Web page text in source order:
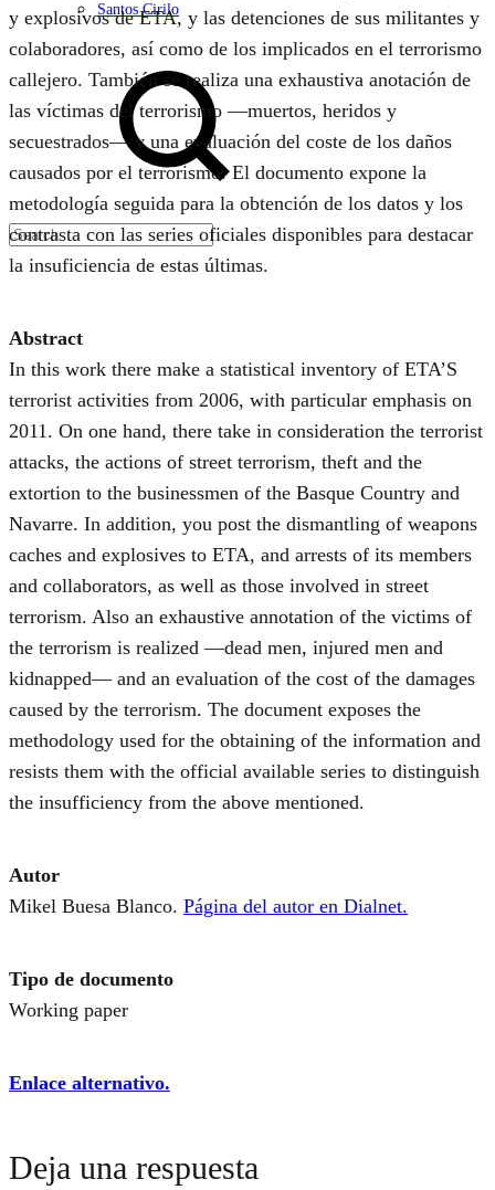
Santos Cirilo
Search
y explosivos de ETA, y las detenciones de sus militantes y
colaboradores, así como de los implicados en el terrorismo
callejero. También se realiza una exhaustiva anotación de
las víctimas del terrorismo —muertos, heridos y
secuestrados— y una evaluación del coste de los daños
causados por el terrorismo. El documento expone la
metodología seguida para la obtención de los datos y los
contrasta con las series oficiales disponibles para destacar
la insuficiencia de estas últimas.
Abstract
In this work there make a statistical inventory of ETA’S
terrorist activities from 2006, with particular emphasis on
2011. On one hand, there take in consideration the terrorist
attacks, the actions of street terrorism, theft and the
extortion to the businessmen of the Basque Country and
Navarre. In addition, you post the dismantling of weapons
caches and explosives to ETA, and arrests of its members
and collaborators, as well as those involved in street
terrorism. Also an exhaustive annotation of the victims of
the terrorism is realized —dead men, injured men and
kidnapped— and an evaluation of the cost of the damages
caused by the terrorism. The document exposes the
methodology used for the obtaining of the information and
resists them with the official available series to distinguish
the insufficiency from the above mentioned.
Autor
Mikel Buesa Blanco. Página del autor en Dialnet.
Tipo de documento
Working paper
Enlace alternativo.
Deja una respuesta